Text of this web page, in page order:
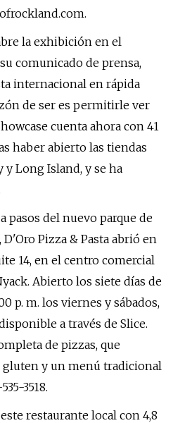
la exhibición en el
comunicado de prensa,
internacional en rápida
de ser es permitirle ver
cuenta ahora con 41
haber abierto las tiendas
y Long Island, y se ha
pasos del nuevo parque de
Pizza & Pasta abrió en
14, en el centro comercial
Abierto los siete días de
p. m. los viernes y sábados,
a través de Slice.
de pizzas, que
gluten y un menú tradicional
3518.
restaurante local con 4,8